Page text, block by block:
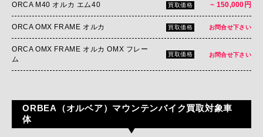
ORCA M40 オルカ エム40 買取価格 ~ 150,000円
ORCA OMX FRAME オルカ 買取価格 お問合せ下さい
ORCA OMX FRAME オルカ OMX フレー
ム
買取価格 お問合せ下さい
ORBEA（オルベア）マウンテンバイク買取対象車
体